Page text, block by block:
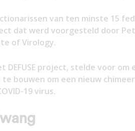
van ten minste 15
dat werd voorgesteld door
of Virology.
DEFUSE project, stelde voor
te bouwen om een nieuw
19 virus.